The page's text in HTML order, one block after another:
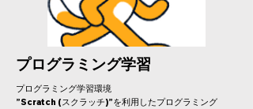
プログラミング学習
プログラミング学習環境
”Scratch (スクラッチ)”を利用したプログラミング